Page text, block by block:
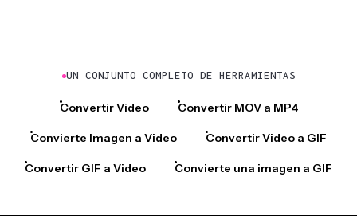
Convertir Video Convertir MOV a MP4
Convierte Imagen a Video Convertir Video a GIF
Convertir GIF a Video Convierte una imagen a GIF